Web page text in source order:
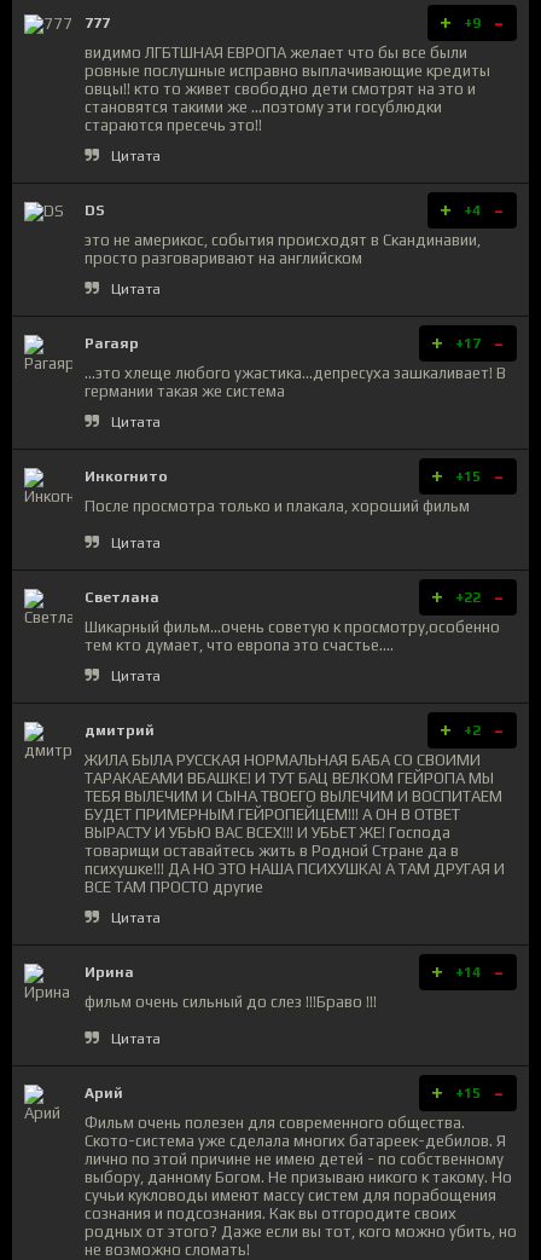
777 + +9 -
видимо ЛГБТШНАЯ ЕВРОПА желает что бы все были
ровные послушные исправно выплачивающие кредиты
овцы!! кто то живет свободно дети смотрят на это и
становятся такими же ...поэтому эти госублюдки
стараются пресечь это!!
Цитата
DS + +4 -
это не америкос, события происходят в Скандинавии,
просто разговаривают на английском
Цитата
Рагаяр + +17 -
...это хлеще любого ужастика...депресуха зашкаливает! В
германии такая же система
Цитата
Инкогнито + +15 -
После просмотра только и плакала, хороший фильм
Цитата
Светлана + +22 -
Шикарный фильм...очень советую к просмотру,особенно
тем кто думает, что европа это счастье....
Цитата
дмитрий + +2 -
ЖИЛА БЫЛА РУССКАЯ НОРМАЛЬНАЯ БАБА СО СВОИМИ
ТАРАКАЕАМИ ВБАШКЕ! И ТУТ БАЦ ВЕЛКОМ ГЕЙРОПА МЫ
ТЕБЯ ВЫЛЕЧИМ И СЫНА ТВОЕГО ВЫЛЕЧИМ И ВОСПИТАЕМ
БУДЕТ ПРИМЕРНЫМ ГЕЙРОПЕЙЦЕМ!!! А ОН В ОТВЕТ
ВЫРАСТУ И УБЬЮ ВАС ВСЕХ!!! И УБЬЕТ ЖЕ! Господа
товарищи оставайтесь жить в Родной Стране да в
психушке!!! ДА НО ЭТО НАША ПСИХУШКА! А ТАМ ДРУГАЯ И
ВСЕ ТАМ ПРОСТО другие
Цитата
Ирина + +14 -
фильм очень сильный до слез !!!Браво !!!
Цитата
Арий + +15 -
Фильм очень полезен для современного общества.
Ското-система уже сделала многих батареек-дебилов. Я
лично по этой причине не имею детей - по собственному
выбору, данному Богом. Не призываю никого к такому. Но
сучьи кукловоды имеют массу систем для порабощения
сознания и подсознания. Как вы отгородите своих
родных от этого? Даже если вы тот, кого можно убить, но
не возможно сломать!